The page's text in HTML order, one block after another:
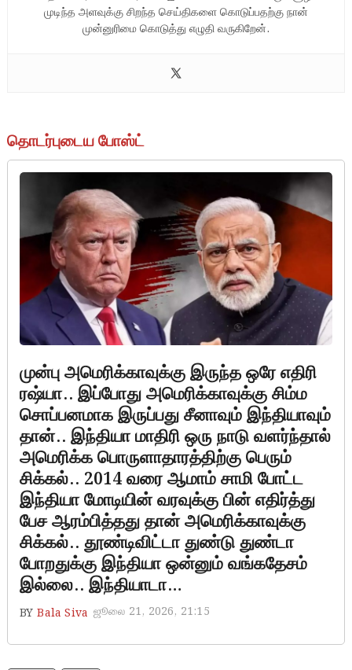
முடிந்த அளவுக்கு சிறந்த செய்திகளை கொடுப்பதற்கு நான்
முன்னுரிமை கொடுத்து எழுதி வருகிறேன்.
தொடர்புடைய போஸ்ட்
முன்பு அமெரிக்காவுக்கு இருந்த ஒரே எதிரி
ரஷ்யா.. இப்போது அமெரிக்காவுக்கு சிம்ம
சொப்பனமாக இருப்பது சீனாவும் இந்தியாவும்
தான்.. இந்தியா மாதிரி ஒரு நாடு வளர்ந்தால்
அமெரிக்க பொருளாதாரத்திற்கு பெரும்
சிக்கல்.. 2014 வரை ஆமாம் சாமி போட்ட
இந்தியா மோடியின் வரவுக்கு பின் எதிர்த்து
பேச ஆரம்பித்தது தான் அமெரிக்காவுக்கு
சிக்கல்.. தூண்டிவிட்டா துண்டு துண்டா
போறதுக்கு இந்தியா ஒன்னும் வங்கதேசம்
இல்லை.. இந்தியாடா…
BY Bala Siva ஜூலை 21, 2026, 21:15